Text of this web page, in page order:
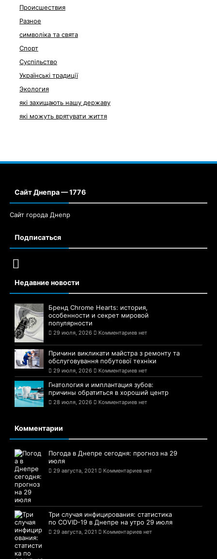
Происшествия
Разное
символіка та свята
Спорт
Суспільство
Українські традиції
Экология
які захищають нашу державу
які можуть врятувати життя
Сайт Днепра — 1776
Сайт города Днепр
Подписаться
Недавние новости
Бренд Chrome Hearts: история,
особенности и секрет мировой
популярности
29 июля, 2026 Комментариев нет
Причини викликати майстра з ремонту та
обслуговування побутової техніки
29 июля, 2026 Комментариев нет
Гнатология и имплантация зубов:
причины обратиться в хороший центр
28 июля, 2026 Комментариев нет
Комментарии
Погода в Днепре сегодня: прогноз на 29
июля
29 августа, 2021 Комментариев нет
Три случая инфицирования: статистика
по COVID-19 в Днепре на утро 29 июля
29 августа, 2021 Комментариев нет